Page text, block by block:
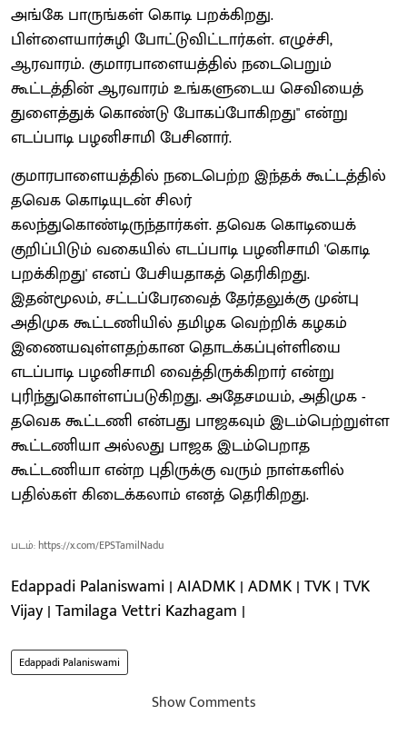
அங்கே பாருங்கள் கொடி பறக்கிறது.
பிள்ளையார்சுழி போட்டுவிட்டார்கள். எழுச்சி,
ஆரவாரம். குமாரபாளையத்தில் நடைபெறும்
கூட்டத்தின் ஆரவாரம் உங்களுடைய செவியைத்
துளைத்துக் கொண்டு போகப்போகிறது" என்று
எடப்பாடி பழனிசாமி பேசினார்.
குமாரபாளையத்தில் நடைபெற்ற இந்தக் கூட்டத்தில்
தவெக கொடியுடன் சிலர்
கலந்துகொண்டிருந்தார்கள். தவெக கொடியைக்
குறிப்பிடும் வகையில் எடப்பாடி பழனிசாமி 'கொடி
பறக்கிறது' எனப் பேசியதாகத் தெரிகிறது.
இதன்மூலம், சட்டப்பேரவைத் தேர்தலுக்கு முன்பு
அதிமுக கூட்டணியில் தமிழக வெற்றிக் கழகம்
இணையவுள்ளதற்கான தொடக்கப்புள்ளியை
எடப்பாடி பழனிசாமி வைத்திருக்கிறார் என்று
புரிந்துகொள்ளப்படுகிறது. அதேசமயம், அதிமுக -
தவெக கூட்டணி என்பது பாஜகவும் இடம்பெற்றுள்ள
கூட்டணியா அல்லது பாஜக இடம்பெறாத
கூட்டணியா என்ற புதிருக்கு வரும் நாள்களில்
பதில்கள் கிடைக்கலாம் எனத் தெரிகிறது.
படம்: https://x.com/EPSTamilNadu
Edappadi Palaniswami | AIADMK | ADMK | TVK | TVK
Vijay | Tamilaga Vettri Kazhagam |
Edappadi Palaniswami
Show Comments